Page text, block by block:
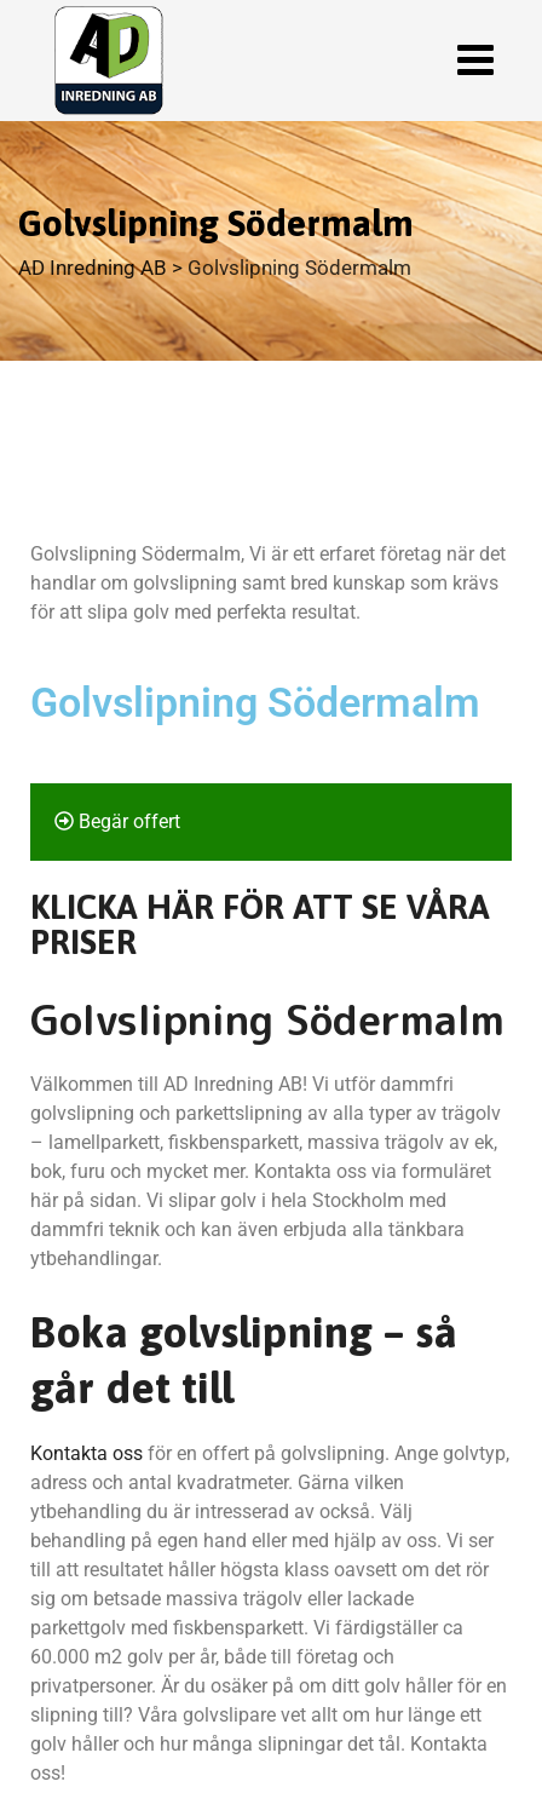
Golvslipning Södermalm
AD Inredning AB >Golvslipning Södermalm
Golvslipning Södermalm, Vi är ett erfaret företag när det
handlar om golvslipning samt bred kunskap som krävs
för att slipa golv med perfekta resultat.
Golvslipning Södermalm
Begär offert
KLICKA HÄR FÖR ATT SE VÅRA
PRISER
Golvslipning Södermalm
Välkommen till AD Inredning AB! Vi utför dammfri
golvslipning och parkettslipning av alla typer av trägolv
– lamellparkett, fiskbensparkett, massiva trägolv av ek,
bok, furu och mycket mer. Kontakta oss via formuläret
här på sidan. Vi slipar golv i hela Stockholm med
dammfri teknik och kan även erbjuda alla tänkbara
ytbehandlingar.
Boka golvslipning – så
går det till
Kontakta oss för en offert på golvslipning. Ange golvtyp,
adress och antal kvadratmeter. Gärna vilken
ytbehandling du är intresserad av också. Välj
behandling på egen hand eller med hjälp av oss. Vi ser
till att resultatet håller högsta klass oavsett om det rör
sig om betsade massiva trägolv eller lackade
parkettgolv med fiskbensparkett. Vi färdigställer ca
60.000 m2 golv per år, både till företag och
privatpersoner. Är du osäker på om ditt golv håller för en
slipning till? Våra golvslipare vet allt om hur länge ett
golv håller och hur många slipningar det tål. Kontakta
oss!